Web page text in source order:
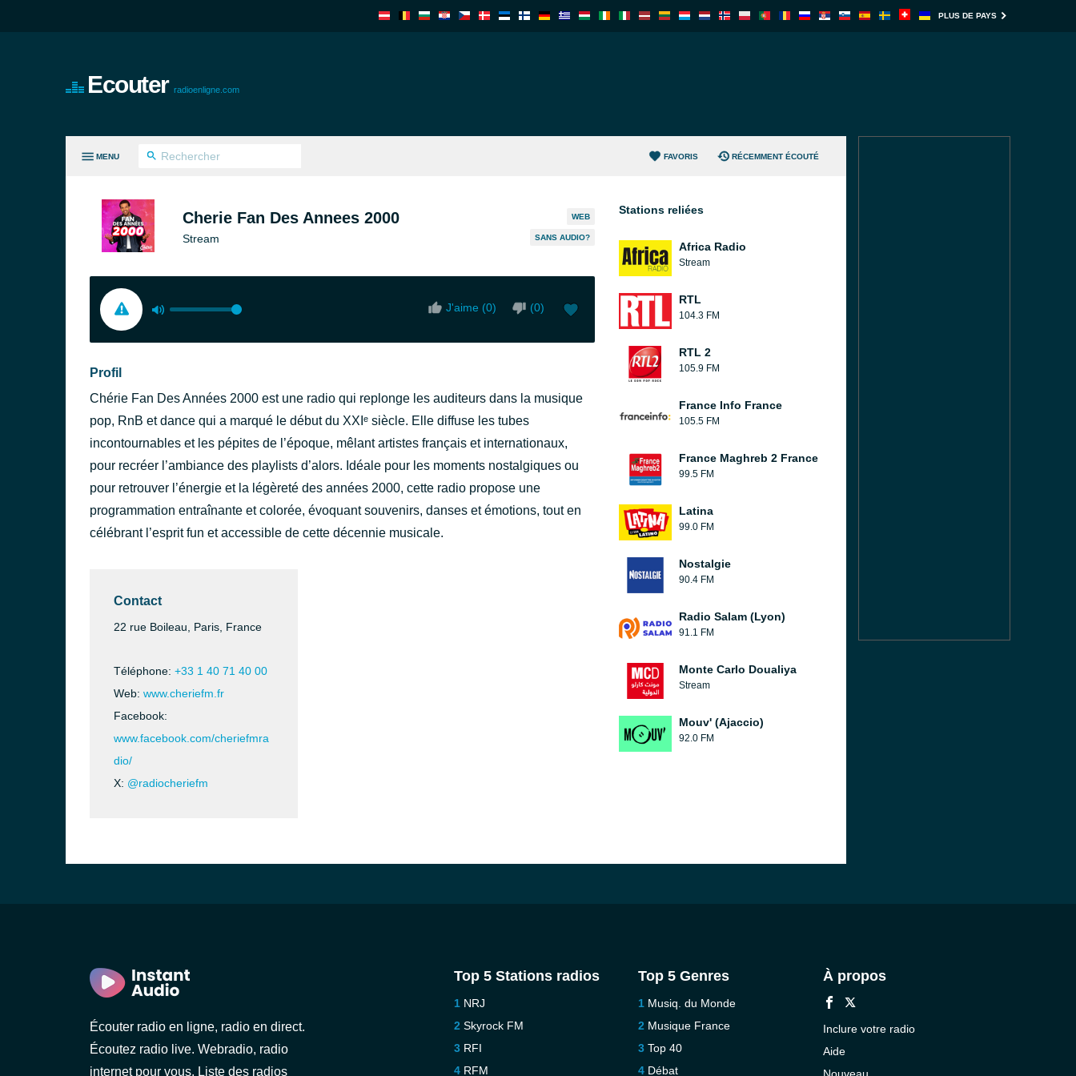
PLUS DE PAYS
Ecouter radioenligne.com
MENU FAVORIS RÉCEMMENT ÉCOUTÉ
Cherie Fan Des Annees 2000
Stream
WEB
SANS AUDIO?
J'aime (0) (0)
Profil
Chérie Fan Des Années 2000 est une radio qui replonge les auditeurs dans la musique
pop, RnB et dance qui a marqué le début du XXIᵉ siècle. Elle diffuse les tubes
incontournables et les pépites de l’époque, mêlant artistes français et internationaux,
pour recréer l’ambiance des playlists d’alors. Idéale pour les moments nostalgiques ou
pour retrouver l’énergie et la légèreté des années 2000, cette radio propose une
programmation entraînante et colorée, évoquant souvenirs, danses et émotions, tout en
célébrant l’esprit fun et accessible de cette décennie musicale.
Contact
22 rue Boileau, Paris, France
Téléphone: +33 1 40 71 40 00
Web: www.cheriefm.fr
Facebook:
www.facebook.com/cheriefmra
dio/
X: @radiocheriefm
Stations reliées
Africa Radio
Stream
RTL
104.3 FM
RTL 2
105.9 FM
France Info France
105.5 FM
France Maghreb 2 France
99.5 FM
Latina
99.0 FM
Nostalgie
90.4 FM
Radio Salam (Lyon)
91.1 FM
Monte Carlo Doualiya
Stream
Mouv' (Ajaccio)
92.0 FM
Écouter radio en ligne, radio en direct.
Écoutez radio live. Webradio, radio
internet pour vous. Liste des radios
Top 5 Stations radios
NRJ
Skyrock FM
RFI
RFM
Top 5 Genres
Musiq. du Monde
Musique France
Top 40
Débat
À propos
Inclure votre radio
Aide